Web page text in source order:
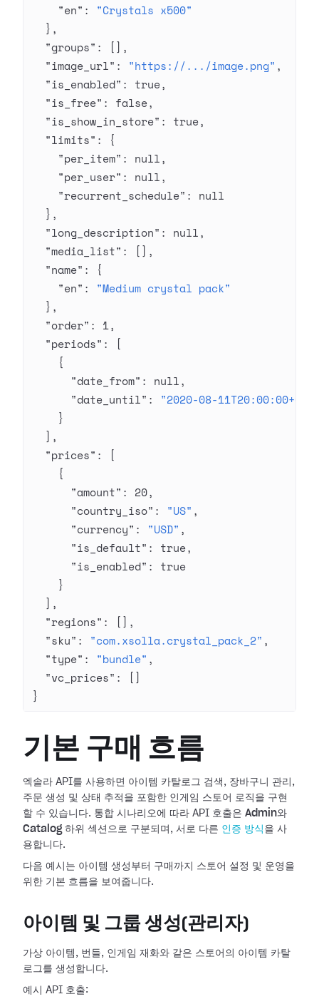
    "en"
: "Crystals x500"
  },
  "groups"
: [],
  "image_url"
: "https://.../image.png" ,
  "is_enabled"
: true,
  "is_free"
: false,
  "is_show_in_store"
: true,
  "limits"
: {
    "per_item"
: null,
    "per_user"
: null,
    "recurrent_schedule"
: null
  },
  "long_description"
: null,
  "media_list"
: [],
  "name"
: {
    "en"
: "Medium crystal pack"
  },
  "order"
: 1,
  "periods"
: [
    {
      "date_from"
: null,
      "date_until"
: "2020-08-
    }
  ],
  "prices"
: [
    {
      "amount"
: 20,
      "country_iso"
: "US" ,
      "currency"
: "USD" ,
      "is_default"
: true,
      "is_enabled"
: true
    }
  ],
  "regions"
: [],
  "sku"
: "com.xsolla.crystal_pack_2" ,
  "type"
: "bundle" ,
  "vc_prices"
: []
}
기본 구매 흐름
엑솔라 API를 사용하면 아이템 카탈로그 검색, 장바구니 관리,
주문 생성 및 상태 추적을 포함한 인게임 스토어 로직을 구현
할 수 있습니다. 통합 시나리오에 따라 API 호출은 Admin와
Catalog 하위 섹션으로 구분되며, 서로 다른 인증 방식 을 사
용합니다.
다음 예시는 아이템 생성부터 구매까지 스토어 설정 및 운영을
위한 기본 흐름을 보여줍니다.
아이템 및 그룹 생성(관리자)
가상 아이템, 번들, 인게임 재화와 같은 스토어의 아이템 카탈
로그를 생성합니다.
예시 API 호출: